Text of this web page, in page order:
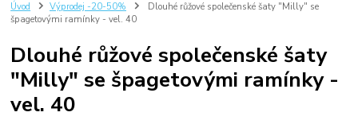
Úvod Výprodej -20-50%
Dlouhé růžové společenské šaty "Milly" se
špagetovými ramínky - vel. 40
Dlouhé růžové společenské šaty
"Milly" se špagetovými ramínky -
vel. 40